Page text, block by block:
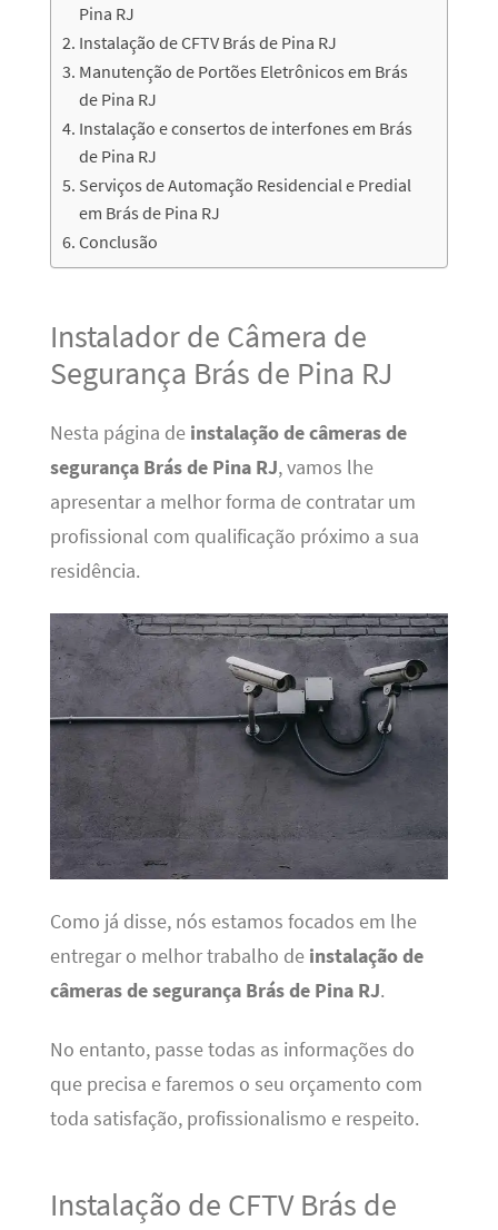
Pina RJ
Instalação de CFTV Brás de Pina RJ
Manutenção de Portões Eletrônicos em Brás
de Pina RJ
Instalação e consertos de interfones em Brás
de Pina RJ
Serviços de Automação Residencial e Predial
em Brás de Pina RJ
Conclusão
Instalador de Câmera de
Segurança Brás de Pina RJ
Nesta página de instalação de câmeras de
segurança Brás de Pina RJ, vamos lhe
apresentar a melhor forma de contratar um
profissional com qualificação próximo a sua
residência.
Como já disse, nós estamos focados em lhe
entregar o melhor trabalho de instalação de
câmeras de segurança Brás de Pina RJ.
No entanto, passe todas as informações do
que precisa e faremos o seu orçamento com
toda satisfação, profissionalismo e respeito.
Instalação de CFTV Brás de